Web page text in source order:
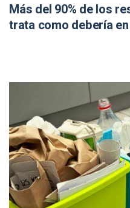
Más del 90% de los
trata como debería